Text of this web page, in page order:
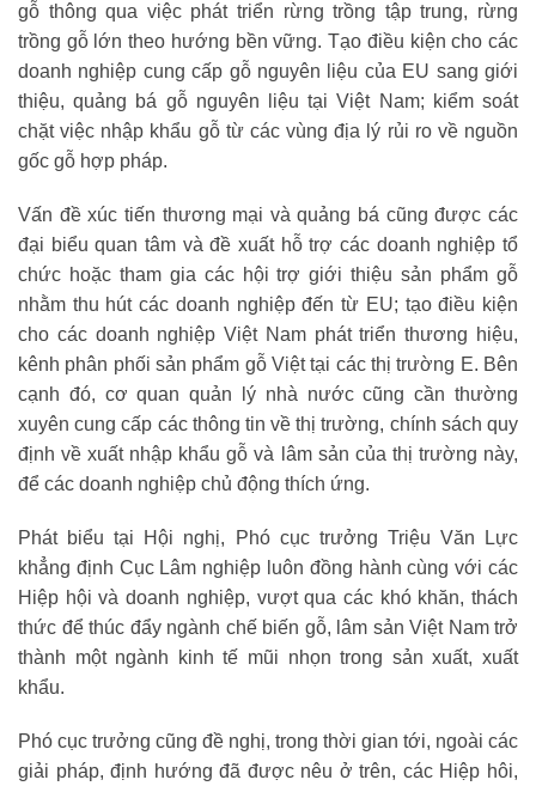
gỗ thông qua việc phát triển rừng trồng tập trung, rừng
trồng gỗ lớn theo hướng bền vững. Tạo điều kiện cho các
doanh nghiệp cung cấp gỗ nguyên liệu của EU sang giới
thiệu, quảng bá gỗ nguyên liệu tại Việt Nam; kiểm soát
chặt việc nhập khẩu gỗ từ các vùng địa lý rủi ro về nguồn
gốc gỗ hợp pháp.
Vấn đề xúc tiến thương mại và quảng bá cũng được các
đại biểu quan tâm và đề xuất hỗ trợ các doanh nghiệp tổ
chức hoặc tham gia các hội trợ giới thiệu sản phẩm gỗ
nhằm thu hút các doanh nghiệp đến từ EU; tạo điều kiện
cho các doanh nghiệp Việt Nam phát triển thương hiệu,
kênh phân phối sản phẩm gỗ Việt tại các thị trường E. Bên
cạnh đó, cơ quan quản lý nhà nước cũng cần thường
xuyên cung cấp các thông tin về thị trường, chính sách quy
định về xuất nhập khẩu gỗ và lâm sản của thị trường này,
để các doanh nghiệp chủ động thích ứng.
Phát biểu tại Hội nghị, Phó cục trưởng Triệu Văn Lực
khẳng định Cục Lâm nghiệp luôn đồng hành cùng với các
Hiệp hội và doanh nghiệp, vượt qua các khó khăn, thách
thức để thúc đẩy ngành chế biến gỗ, lâm sản Việt Nam trở
thành một ngành kinh tế mũi nhọn trong sản xuất, xuất
khẩu.
Phó cục trưởng cũng đề nghị, trong thời gian tới, ngoài các
giải pháp, định hướng đã được nêu ở trên, các Hiệp hôi,